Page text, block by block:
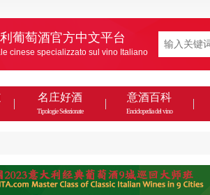
葡萄酒官方中文平台
cinese specializzato sul vino Italiano
名庄好酒
Tipologie Selezionate
意酒百科
Enciclopedia del vino